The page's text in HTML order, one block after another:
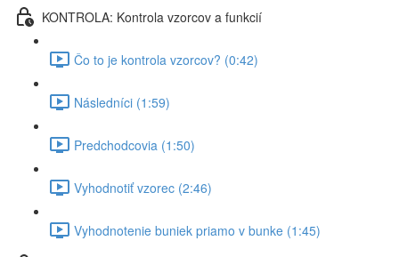
KONTROLA: Kontrola vzorcov a funkcií
Čo to je kontrola vzorcov? (0:42)
Následníci (1:59)
Predchodcovia (1:50)
Vyhodnotiť vzorec (2:46)
Vyhodnotenie buniek priamo v bunke (1:45)